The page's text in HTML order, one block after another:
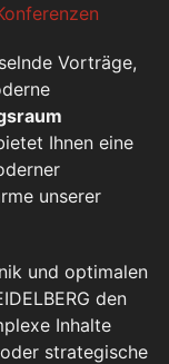
Vorträge,
Ihnen eine
unserer
und optimalen
den
Inhalte
strategische